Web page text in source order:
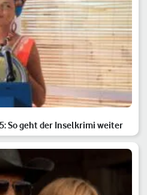
So geht der Inselkrimi weiter